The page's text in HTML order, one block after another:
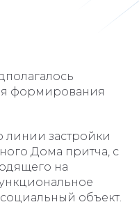
формирования
линии застройки
Дома притча, с
на
объект.